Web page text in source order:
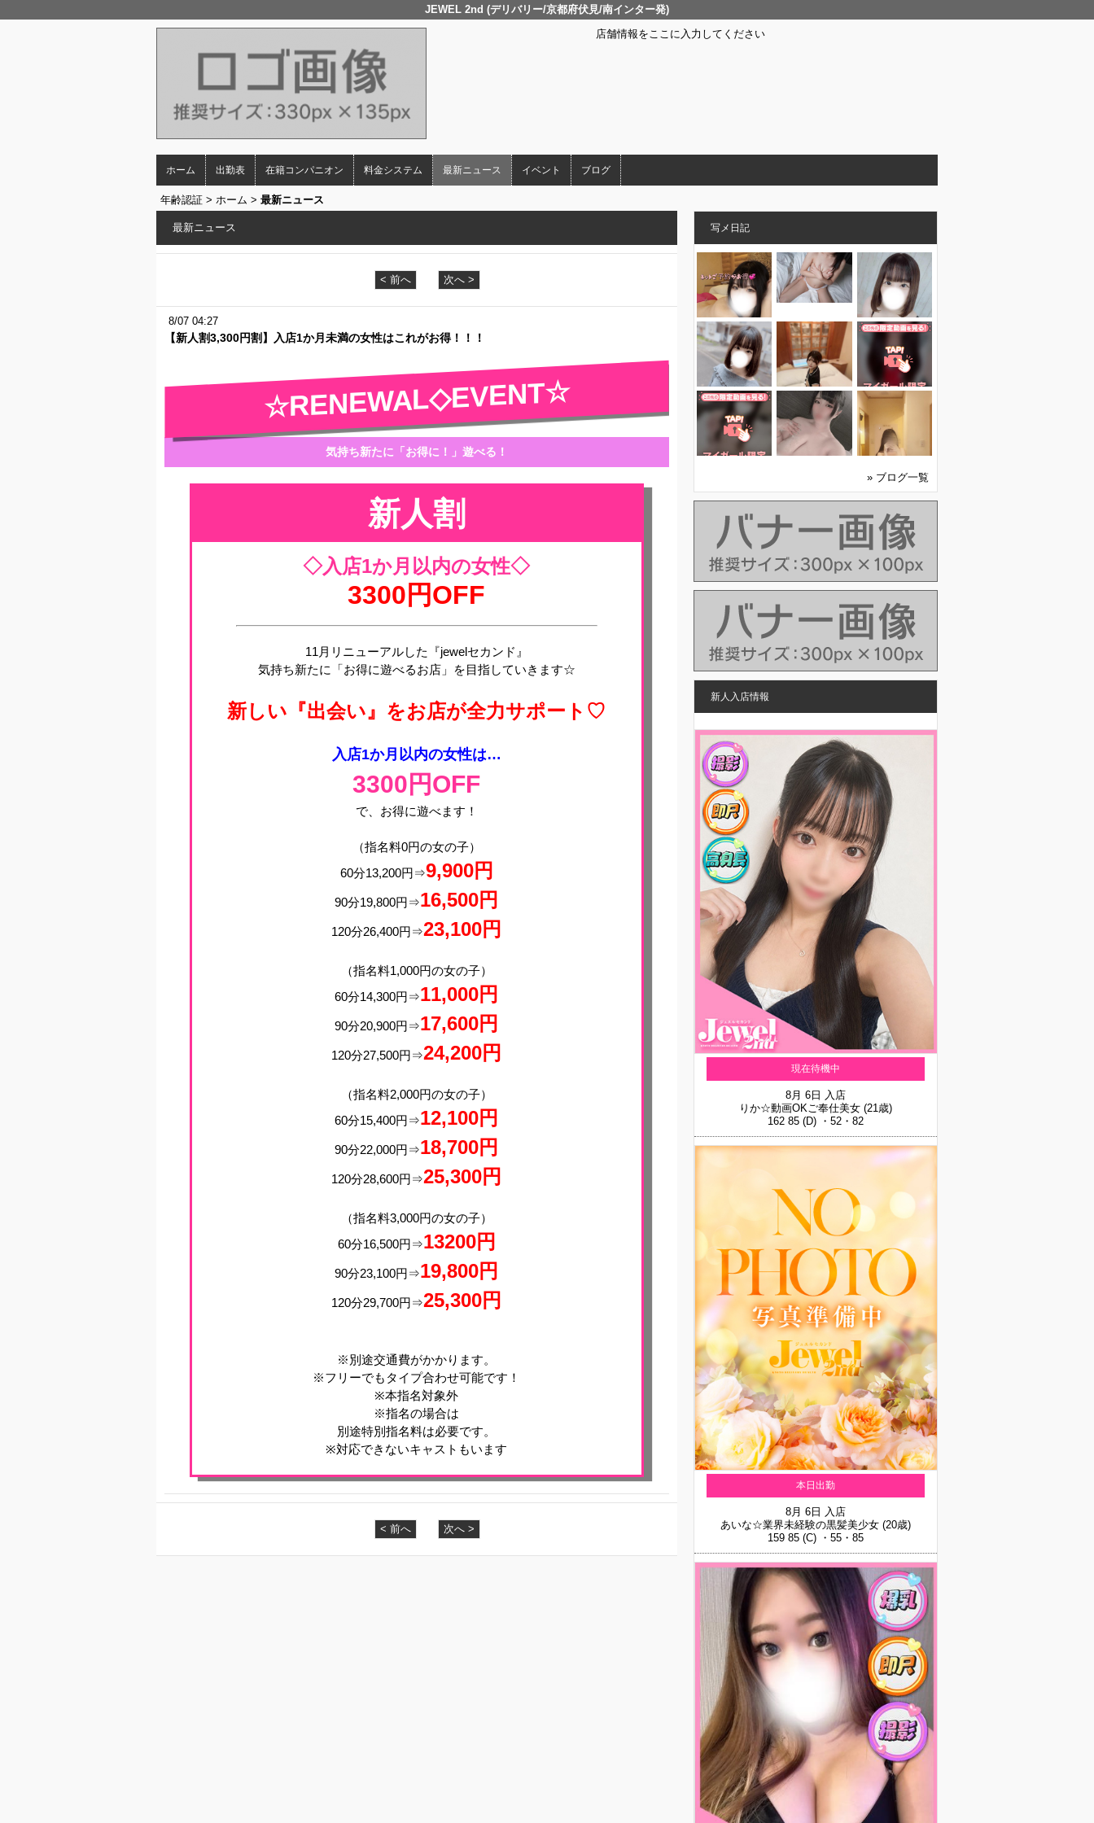
JEWEL 2nd (デリバリー/京都府伏見/南インター発)
店舗情報をここに入力してください
ホーム 出勤表 在籍コンパニオン 料金システム 最新ニュース イベント ブログ
年齢認証 > ホーム > 最新ニュース
最新ニュース
< 前へ 次へ >
8/07 04:27
【新人割3,300円割】入店1か月未満の女性はこれがお得！！！
☆RENEWAL◇EVENT☆
気持ち新たに「お得に！」遊べる！
新人割
◇入店1か月以内の女性◇
3300円OFF
11月リニューアルした『jewelセカンド』
気持ち新たに「お得に遊べるお店」を目指していきます☆
新しい『出会い』をお店が全力サポート♡
入店1か月以内の女性は…
3300円OFF
で、お得に遊べます！
（指名料0円の女の子）
60分13,200円⇒9,900円
90分19,800円⇒16,500円
120分26,400円⇒23,100円
（指名料1,000円の女の子）
60分14,300円⇒11,000円
90分20,900円⇒17,600円
120分27,500円⇒24,200円
（指名料2,000円の女の子）
60分15,400円⇒12,100円
90分22,000円⇒18,700円
120分28,600円⇒25,300円
（指名料3,000円の女の子）
60分16,500円⇒13200円
90分23,100円⇒19,800円
120分29,700円⇒25,300円
※別途交通費がかかります。
※フリーでもタイプ合わせ可能です！
※本指名対象外
※指名の場合は
別途特別指名料は必要です。
※対応できないキャストもいます
< 前へ 次へ >
写メ日記
» ブログ一覧
新人入店情報
現在待機中
8月 6日 入店
りか☆動画OKご奉仕美女 (21歳)
162 85 (D) ・52・82
本日出勤
8月 6日 入店
あいな☆業界未経験の黒髪美少女 (20歳)
159 85 (C) ・55・85